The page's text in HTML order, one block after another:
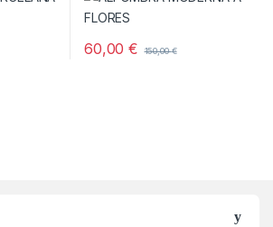
60,00€ 150,00€